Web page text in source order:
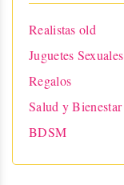
Realistas old
Juguetes Sexuales
Regalos
Salud y Bienestar
BDSM